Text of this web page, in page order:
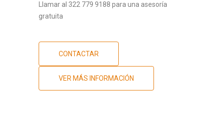
Llamar al 322 779 9188 para una asesoría
gratuita
CONTACTAR
VER MÁS INFORMACIÓN